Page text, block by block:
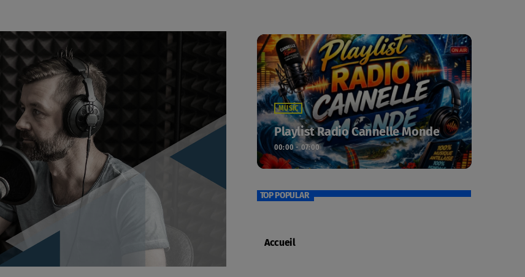
MUSIC
Playlist Radio Cannelle Monde
00:00 - 07:00
TOP POPULAR
Accueil